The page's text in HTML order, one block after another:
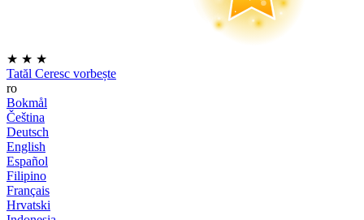
★ ★ ★
Tatăl Ceresc vorbește
ro
Bokmål
Čeština
Deutsch
English
Español
Filipino
Français
Hrvatski